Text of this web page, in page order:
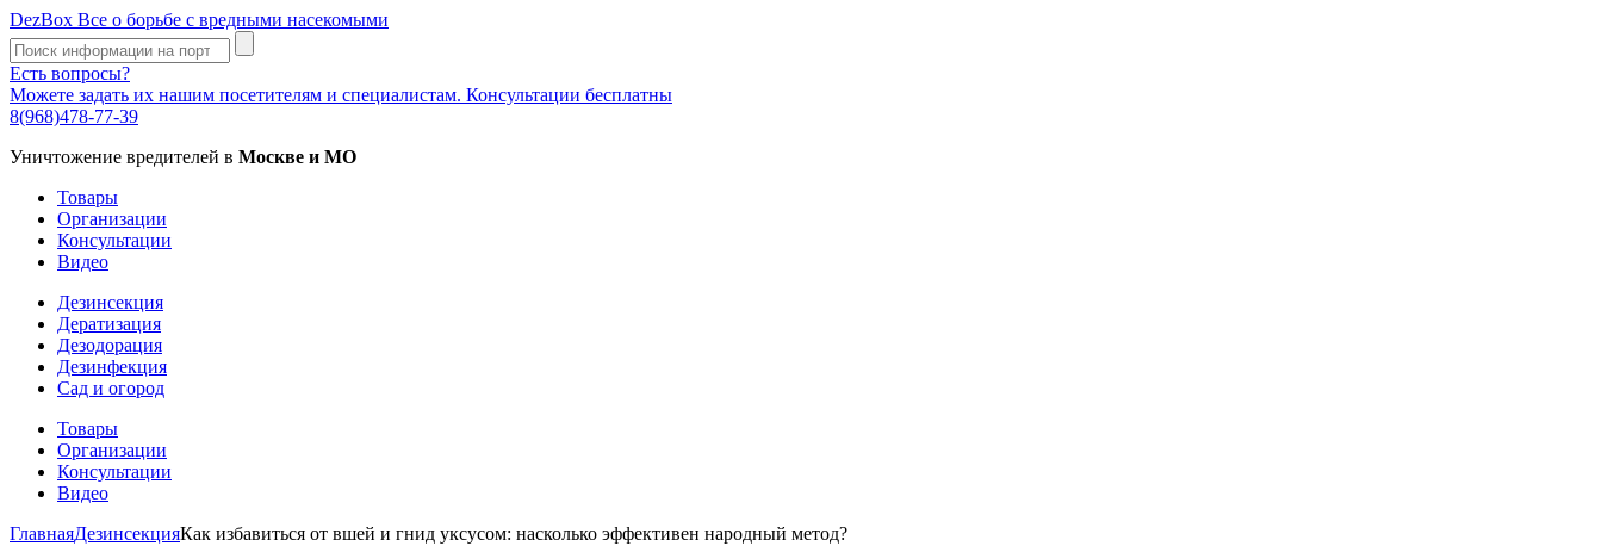
DezBox Все о борьбе с вредными насекомыми
Есть вопросы?
Можете задать их нашим посетителям и специалистам. Консультации бесплатны
8(968)478-77-39
Уничтожение вредителей в Москве и МО
Товары
Организации
Консультации
Видео
Дезинсекция
Дератизация
Дезодорация
Дезинфекция
Сад и огород
Товары
Организации
Консультации
Видео
ГлавнаяДезинсекцияКак избавиться от вшей и гнид уксусом: насколько эффективен народный метод?